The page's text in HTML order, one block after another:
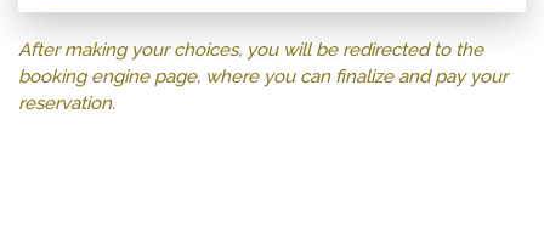
After making your choices, you will be redirected to the
booking engine page, where you can finalize and pay your
reservation.